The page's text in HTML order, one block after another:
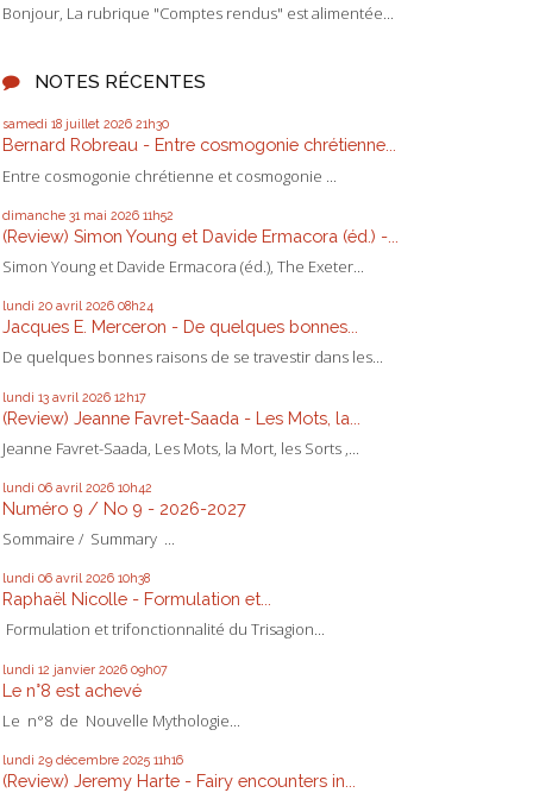
Bonjour, La rubrique "Comptes rendus" est alimentée...
NOTES RÉCENTES
samedi 18 juillet 2026 21h30
Bernard Robreau - Entre cosmogonie chrétienne...
Entre cosmogonie chrétienne et cosmogonie ...
dimanche 31 mai 2026 11h52
(Review) Simon Young et Davide Ermacora (éd.) -...
Simon Young et Davide Ermacora (éd.), The Exeter...
lundi 20 avril 2026 08h24
Jacques E. Merceron - De quelques bonnes...
De quelques bonnes raisons de se travestir dans les...
lundi 13 avril 2026 12h17
(Review) Jeanne Favret-Saada - Les Mots, la...
Jeanne Favret-Saada, Les Mots, la Mort, les Sorts ,...
lundi 06 avril 2026 10h42
Numéro 9 / No 9 - 2026-2027
Sommaire / Summary ...
lundi 06 avril 2026 10h38
Raphaël Nicolle - Formulation et...
Formulation et trifonctionnalité du Trisagion...
lundi 12 janvier 2026 09h07
Le n°8 est achevé
Le n°8 de Nouvelle Mythologie...
lundi 29 décembre 2025 11h16
(Review) Jeremy Harte - Fairy encounters in...